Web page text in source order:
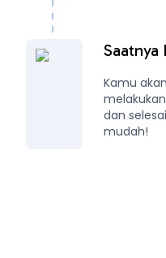
Saatnya
Kamu
dan
mudah!